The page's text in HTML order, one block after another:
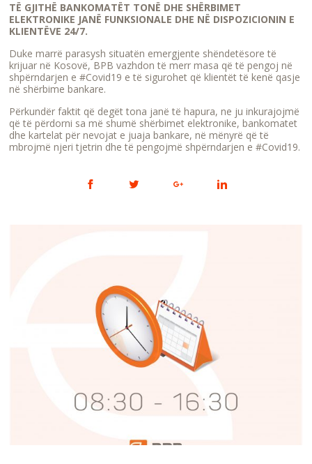
TË GJITHË BANKOMATËT TONË DHE SHËRBIMET
ELEKTRONIKE JANË FUNKSIONALE DHE NË DISPOZICIONIN E
KLIENTËVE 24/7.
Duke marrë parasysh situatën emergjente shëndetësore të
krijuar në Kosovë, BPB vazhdon të merr masa që të pengoj në
shpërndarjen e #Covid19 e të sigurohet që klientët të kenë qasje
në shërbime bankare.
Përkundër faktit që degët tona janë të hapura, ne ju inkurajojmë
që të përdorni sa më shumë shërbimet elektronike, bankomatet
dhe kartelat për nevojat e juaja bankare, në mënyrë që të
mbrojmë njeri tjetrin dhe të pengojmë shpërndarjen e #Covid19.